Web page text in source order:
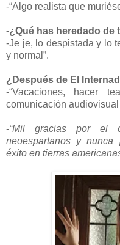
-“Algo realista que
-¿Qué has heredado de
-Je je, lo despistada y lo
y normal”.
¿Después de El
-“Vacaciones, hacer
comunicación
-“Mil gracias por el
neoespartanos y nunca
éxito en tierras